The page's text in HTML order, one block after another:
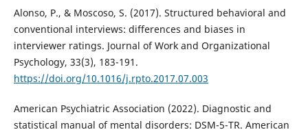
Alonso, P., & Moscoso, S. (2017). Structured behavioral and
conventional interviews: differences and biases in
interviewer ratings. Journal of Work and Organizational
Psychology, 33(3), 183-191.
https://doi.org/10.1016/j.rpto.2017.07.003
American Psychiatric Association (2022). Diagnostic and
statistical manual of mental disorders: DSM-5-TR. American